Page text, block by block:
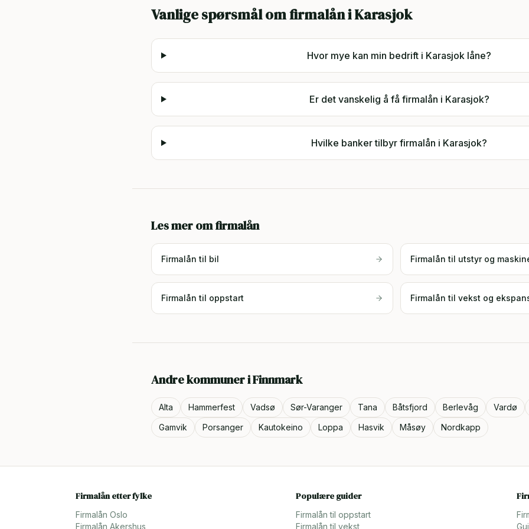
Vanlige spørsmål om firmalån iKarasjok
Hvor mye kan min bedrift i Karasjok låne?
Er det vanskelig å få firmalån i Karasjok?
Hvilke banker tilbyr firmalån i Karasjok?
Les mer om firmalån
Firmalån til bil Firmalån til utstyr og
Firmalån til oppstart Firmalån til vekst og
Andre kommuner iFinnmark
Alta Hammerfest Vadsø Sør-Varanger Tana Båtsfjord Berlevåg Vardø
Gamvik
Porsanger Kautokeino Loppa Hasvik Måsøy Nordkapp
Firmalån etter fylke
Firmalån Oslo
Firmalån Akershus
Populære guider
Firmalån til oppstart
Firmalån til vekst